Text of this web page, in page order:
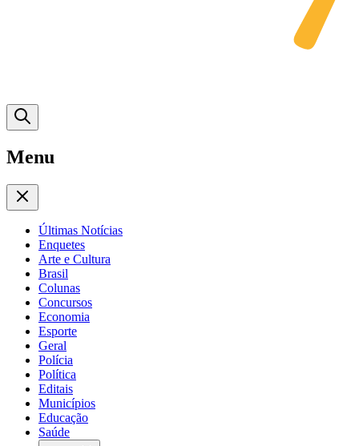
Menu
Últimas Notícias
Enquetes
Arte e Cultura
Brasil
Colunas
Concursos
Economia
Esporte
Geral
Polícia
Política
Editais
Municípios
Educação
Saúde